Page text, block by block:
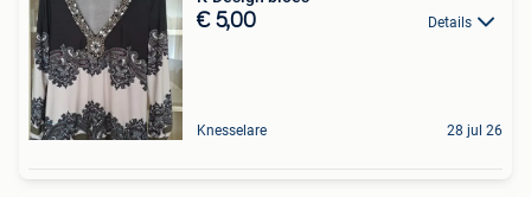
€ 5,00 Details
Knesselare 28 jul 26